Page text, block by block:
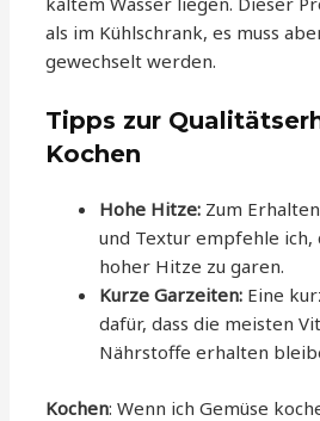
als im Kühlschrank, es muss
gewechselt werden.
Tipps zur
Kochen
Hohe Hitze: Zum
und Textur empfehle ich,
hoher Hitze zu garen.
Kurze Garzeiten: Eine
dafür, dass die meisten
Nährstoffe erhalten
Kochen: Wenn ich Gemüse